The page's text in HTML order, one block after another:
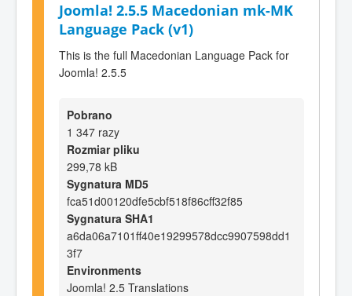
Joomla! 2.5.5 Macedonian mk-MK
Language Pack (v1)
This is the full Macedonian Language Pack for
Joomla! 2.5.5
Pobrano
1 347 razy
Rozmiar pliku
299,78 kB
Sygnatura MD5
fca51d00120dfe5cbf518f86cff32f85
Sygnatura SHA1
a6da06a7101ff40e19299578dcc9907598dd1
3f7
Environments
Joomla! 2.5 Translations